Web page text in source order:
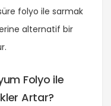
folyo ile sarmak
alternatif bir
Folyo ile
Artar?